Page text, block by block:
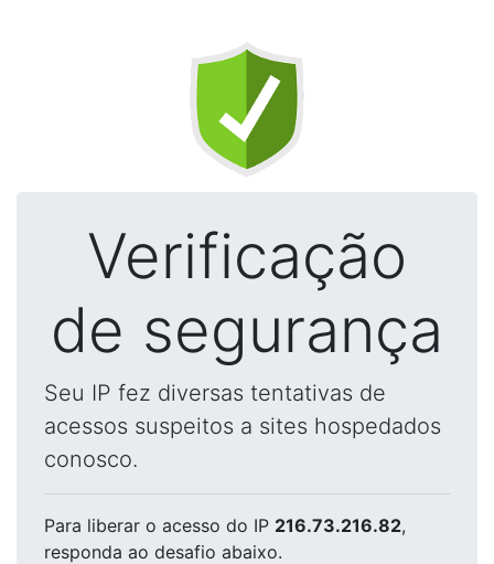
Verificação
de segurança
Seu IP fez diversas tentativas de
acessos suspeitos a sites hospedados
conosco.
Para liberar o acesso do IP 216.73.216.82,
responda ao desafio abaixo.